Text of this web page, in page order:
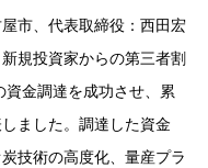
屋市、代表取締役：西田宏
規投資家からの第三者割
金調達を成功させ、累
ました。調達した資金
技術の高度化、量産プラ